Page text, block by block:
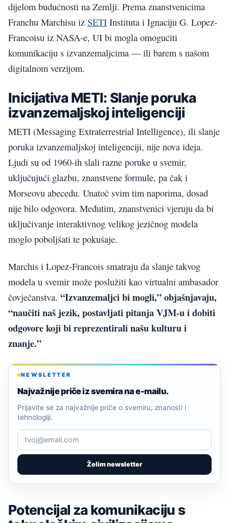
dijelom budućnosti na Zemlji. Prema znanstvenicima
Franchu Marchisu iz SETI Instituta i Ignaciju G. Lopez-
Francoisu iz NASA-e, UI bi mogla omogućiti
komunikaciju s izvanzemaljcima — ili barem s našom
digitalnom verzijom.
Inicijativa METI: Slanje poruka
izvanzemaljskoj inteligenciji
METI (Messaging Extraterrestrial Intelligence), ili slanje
poruka izvanzemaljskoj inteligenciji, nije nova ideja.
Ljudi su od 1960-ih slali razne poruke u svemir,
uključujući glazbu, znanstvene formule, pa čak i
Morseovu abecedu. Unatoč svim tim naporima, dosad
nije bilo odgovora. Međutim, znanstvenici vjeruju da bi
uključivanje interaktivnog velikog jezičnog modela
moglo poboljšati te pokušaje.
Marchis i Lopez-Francois smatraju da slanje takvog
modela u svemir može poslužiti kao virtualni ambasador
čovječanstva. “Izvanzemaljci bi mogli,” objašnjavaju,
“naučiti naš jezik, postavljati pitanja VJM-u i dobiti
odgovore koji bi reprezentirali našu kulturu i
znanje.”
NEWSLETTER
Najvažnije priče iz svemira na e-mailu.
Želim newsletter
Prijavite se za najvažnije priče o svemiru, znanosti i
tehnologiji.
Potencijal za komunikaciju s